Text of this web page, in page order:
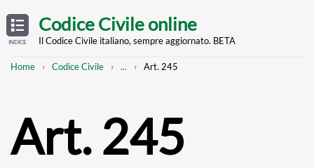
TABLE
OF
CONTENTS
INDICE
main
Codice Civile online
Il Codice Civile italiano, sempre aggiornato. BETA
Breadcrumb
Home Codice Civile
Mostra
... Art. 245
Art. 245